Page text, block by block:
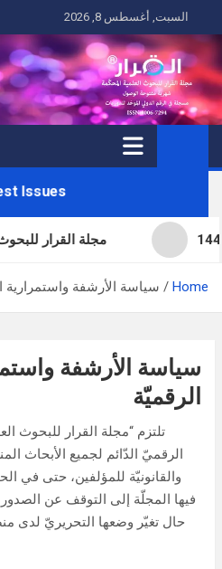
to
content
السبت, أغسطس 8, 2026
Issues
مجلة القرار
Home سياسة الأرشفة واستمرارية
سياسة الأرشفة
الرقميّة
تلتزم “مجلة القرار للبحوث
الرقميّ الدّائم لجميع الأبحاث
والقانونيّة للمؤلفين، حتى في
فيها المجلّة إلى التوقف عن
حال تغيّر وضعها التحريريّ لدى